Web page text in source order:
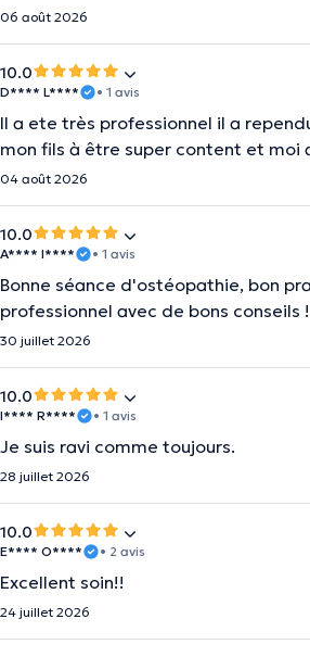
06 août 2026
10.0
D**** L**** • 1 avis
Il a ete très professionnel il a
mon fils à être super content et moi
04 août 2026
10.0
A**** I**** • 1 avis
Bonne séance d'ostéopathie, bon
professionnel avec de bons conseils !
30 juillet 2026
10.0
I**** R**** • 1 avis
Je suis ravi comme toujours.
28 juillet 2026
10.0
E**** O**** • 2 avis
Excellent soin!!
24 juillet 2026